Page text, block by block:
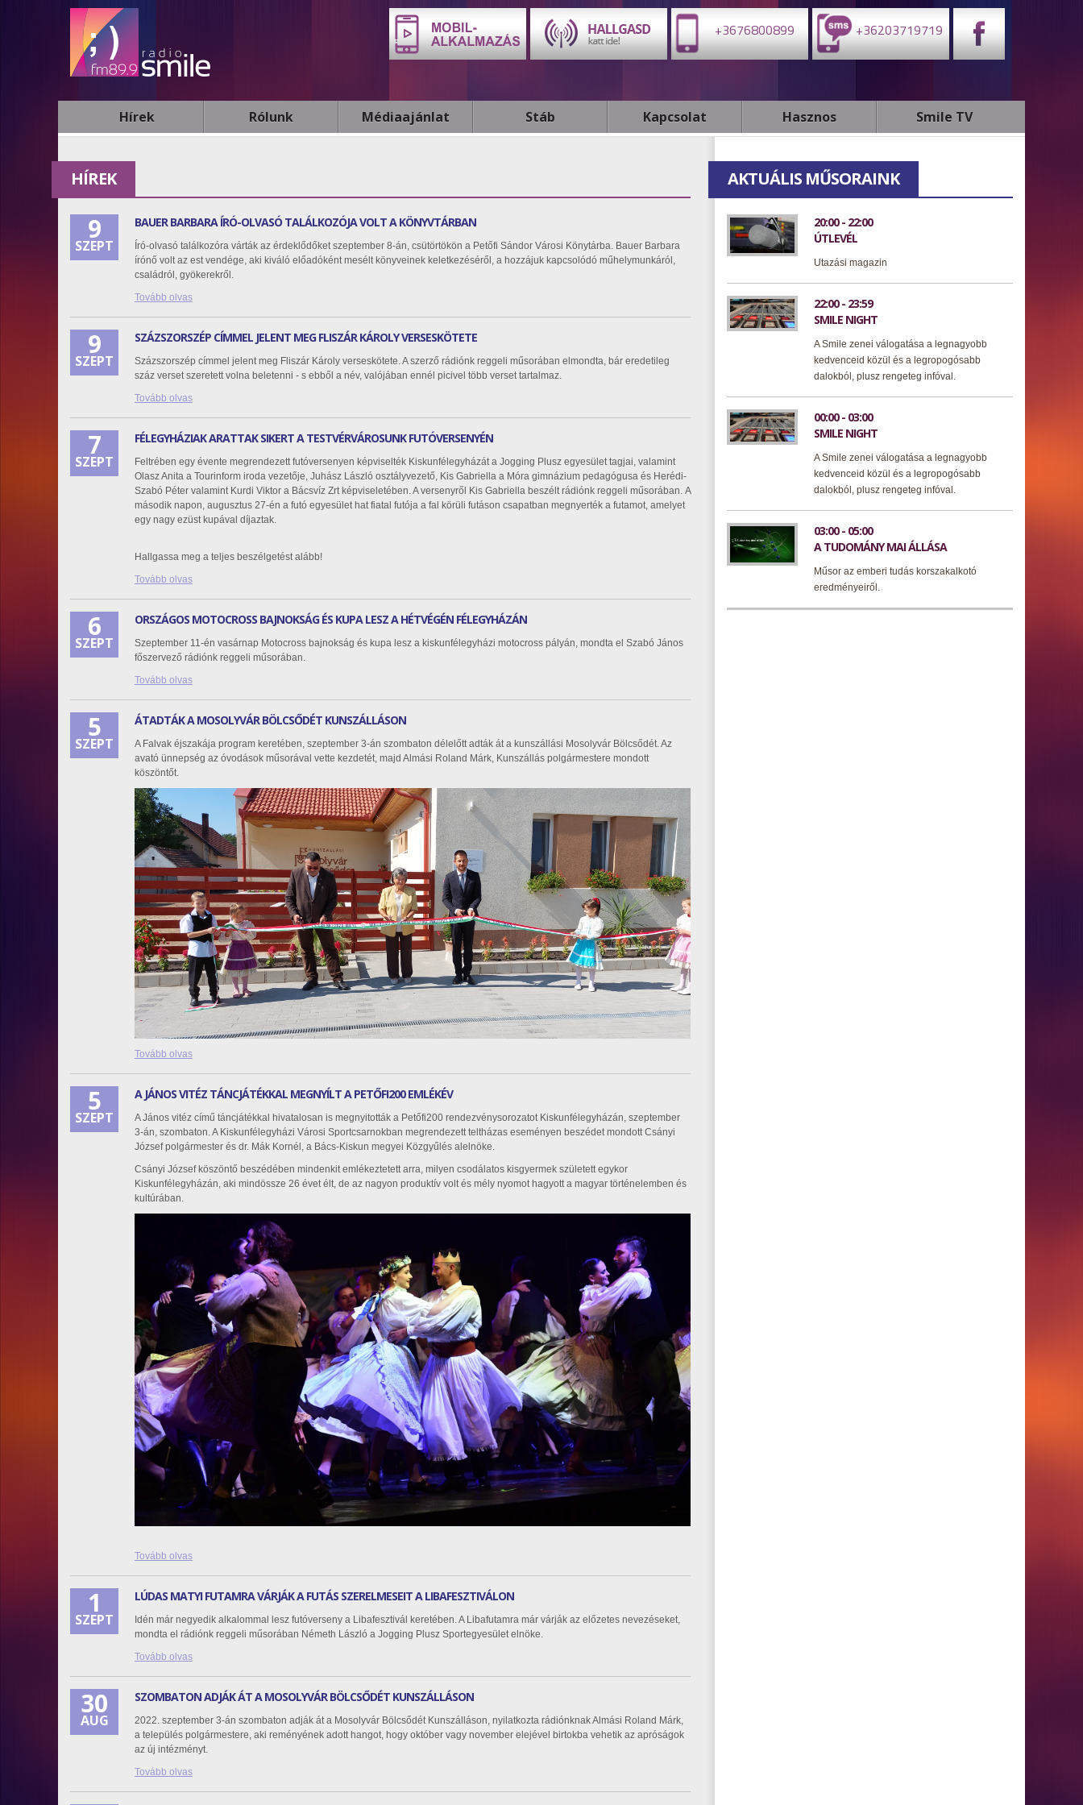
+3676800899 +36203719719
Hírek Rólunk Médiaajánlat Stáb Kapcsolat Hasznos Smile TV
HÍREK
9
SZEPT
BAUER BARBARA ÍRÓ-OLVASÓ TALÁLKOZÓJA VOLT A KÖNYVTÁRBAN
Író-olvasó találkozóra várták az érdeklődőket szeptember 8-án, csütörtökön a Petőfi Sándor Városi Könytárba. Bauer Barbara
írónő volt az est vendége, aki kiváló előadóként mesélt könyveinek keletkezéséről, a hozzájuk kapcsolódó műhelymunkáról,
családról, gyökerekről.
Tovább olvas
9
SZEPT
SZÁZSZORSZÉP CÍMMEL JELENT MEG FLISZÁR KÁROLY VERSESKÖTETE
Százszorszép címmel jelent meg Fliszár Károly verseskötete. A szerző rádiónk reggeli műsorában elmondta, bár eredetileg
száz verset szeretett volna beletenni - s ebből a név, valójában ennél picivel több verset tartalmaz.
Tovább olvas
7
SZEPT
FÉLEGYHÁZIAK ARATTAK SIKERT A TESTVÉRVÁROSUNK FUTÓVERSENYÉN
Feltrében egy évente megrendezett futóversenyen képviselték Kiskunfélegyházát a Jogging Plusz egyesület tagjai, valamint
Olasz Anita a Tourinform iroda vezetője, Juhász László osztályvezető, Kis Gabriella a Móra gimnázium pedagógusa és Herédi-
Szabó Péter valamint Kurdi Viktor a Bácsvíz Zrt képviseletében. A versenyről Kis Gabriella beszélt rádiónk reggeli műsorában. A
második napon, augusztus 27-én a futó egyesület hat fiatal futója a fal körüli futáson csapatban megnyerték a futamot, amelyet
egy nagy ezüst kupával díjaztak.
Hallgassa meg a teljes beszélgetést alább!
Tovább olvas
6
SZEPT
ORSZÁGOS MOTOCROSS BAJNOKSÁG ÉS KUPA LESZ A HÉTVÉGÉN FÉLEGYHÁZÁN
Szeptember 11-én vasárnap Motocross bajnokság és kupa lesz a kiskunfélegyházi motocross pályán, mondta el Szabó János
főszervező rádiónk reggeli műsorában.
Tovább olvas
5
SZEPT
ÁTADTÁK A MOSOLYVÁR BÖLCSŐDÉT KUNSZÁLLÁSON
A Falvak éjszakája program keretében, szeptember 3-án szombaton délelőtt adták át a kunszállási Mosolyvár Bölcsődét. Az
avató ünnepség az óvodások műsorával vette kezdetét, majd Almási Roland Márk, Kunszállás polgármestere mondott
köszöntőt.
Tovább olvas
5
SZEPT
A JÁNOS VITÉZ TÁNCJÁTÉKKAL MEGNYÍLT A PETŐFI200 EMLÉKÉV
A János vitéz című táncjátékkal hivatalosan is megnyitották a Petőfi200 rendezvénysorozatot Kiskunfélegyházán, szeptember
3-án, szombaton. A Kiskunfélegyházi Városi Sportcsarnokban megrendezett teltházas eseményen beszédet mondott Csányi
József polgármester és dr. Mák Kornél, a Bács-Kiskun megyei Közgyűlés alelnöke.
Csányi József köszöntő beszédében mindenkit emlékeztetett arra, milyen csodálatos kisgyermek született egykor
Kiskunfélegyházán, aki mindössze 26 évet élt, de az nagyon produktív volt és mély nyomot hagyott a magyar történelemben és
kultúrában.
Tovább olvas
1
SZEPT
LÚDAS MATYI FUTAMRA VÁRJÁK A FUTÁS SZERELMESEIT A LIBAFESZTIVÁLON
Idén már negyedik alkalommal lesz futóverseny a Libafesztivál keretében. A Libafutamra már várják az előzetes nevezéseket,
mondta el rádiónk reggeli műsorában Németh László a Jogging Plusz Sportegyesület elnöke.
Tovább olvas
30
AUG
SZOMBATON ADJÁK ÁT A MOSOLYVÁR BÖLCSŐDÉT KUNSZÁLLÁSON
2022. szeptember 3-án szombaton adják át a Mosolyvár Bölcsődét Kunszálláson, nyilatkozta rádiónknak Almási Roland Márk,
a település polgármestere, aki reményének adott hangot, hogy október vagy november elejével birtokba vehetik az apróságok
az új intézményt.
Tovább olvas
AKTUÁLIS MŰSORAINK
20:00 - 22:00
ÚTLEVÉL
Utazási magazin
22:00 - 23:59
SMILE NIGHT
A Smile zenei válogatása a legnagyobb
kedvenceid közül és a legropogósabb
dalokból, plusz rengeteg infóval.
00:00 - 03:00
SMILE NIGHT
A Smile zenei válogatása a legnagyobb
kedvenceid közül és a legropogósabb
dalokból, plusz rengeteg infóval.
03:00 - 05:00
A TUDOMÁNY MAI ÁLLÁSA
Műsor az emberi tudás korszakalkotó
eredményeiről.